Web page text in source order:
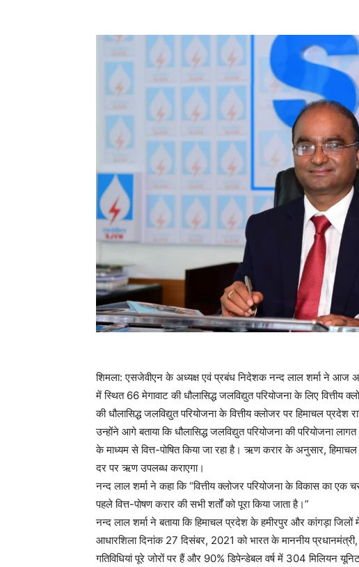
शिमला: एसजेवीएन के अध्यक्ष एवं प्रबंध निदेशक नन्‍द लाल शर्मा ने आज
में स्थित 66 मेगावाट की धौलासिद्ध जलविद्युत परियोजना के लिए
की धौलासिद्ध जलविद्युत परियोजना के वित्तीय क्‍लोजर पर हिमाचल
उन्होंने आगे बताया कि धौलासिद्ध जलविद्युत परियोजना की
के माध्यम से वित्त-पोषित किया जा रहा है। ऋण करार के अनुसार,
दर पर ऋण उपलब्‍ध कराएगा।
नन्‍द लाल शर्मा ने कहा कि “वित्तीय क्‍लोजर परियोजना के विकास का एक
पहले वित्त-पोषण करार की सभी शर्तों को पूरा किया जाता है।”
नन्‍द लाल शर्मा ने बताया कि हिमाचल प्रदेश के हमीरपुर और कांगड़ा जिलों
आधारशिला दिनांक 27 दिसंबर, 2021 को भारत के माननीय प्रधानमंत्री,
गतिविधियां पूरे जोरों पर हैं और 90% डिपेन्‍डेबल वर्ष में 304 मिलियन